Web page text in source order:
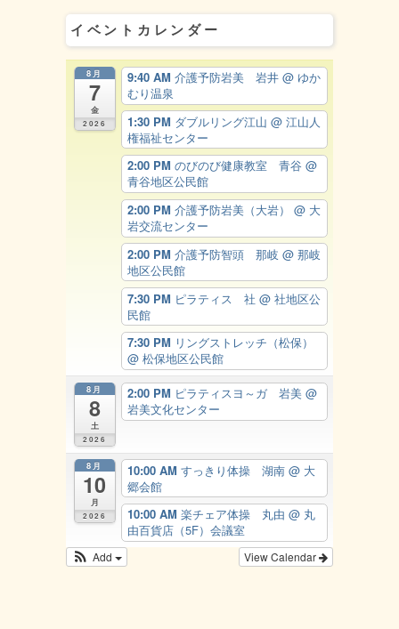
イベントカレンダー
8月
7
金
2026
9:40 AM 介護予防岩美 岩井 @ ゆか
むり温泉
1:30 PM ダブルリング江山 @ 江山人
権福祉センター
2:00 PM のびのび健康教室 青谷 @
青谷地区公民館
2:00 PM 介護予防岩美（大岩） @ 大
岩交流センター
2:00 PM 介護予防智頭 那岐 @ 那岐
地区公民館
7:30 PM ピラティス 社 @ 社地区公
民館
7:30 PM リングストレッチ（松保）
@ 松保地区公民館
8月
8
土
2026
2:00 PM ピラティスヨ～ガ 岩美 @
岩美文化センター
8月
10
月
2026
10:00 AM すっきり体操 湖南 @ 大
郷会館
10:00 AM 楽チェア体操 丸由 @ 丸
由百貨店（5F）会議室
View Calendar
Add